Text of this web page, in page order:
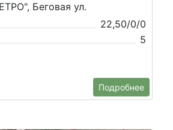
Беговая ул.
22,50/0/0
5
Подробнее